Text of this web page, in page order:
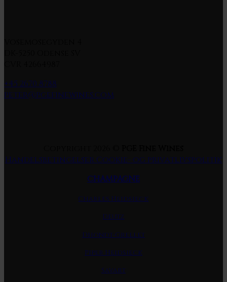
+45 2670 8788
peter@pgefinewines.com
Handelsbetingelser Cookie- og privatlivspolitik
CHAMPAGNE
Charles Heidsieck
Deutz
Dhondt-Grellet
Piper Heidsieck
Savart